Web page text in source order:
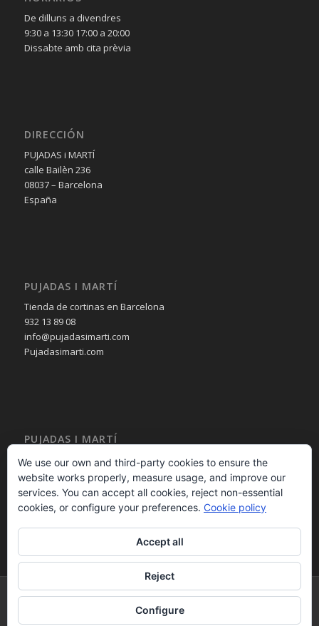
De dilluns a divendres
9:30 a 13:30 17:00 a 20:00
Dissabte amb cita prèvia
DIRECCIÓN
PUJADAS i MARTÍ
calle Bailèn 236
08037 – Barcelona
España
PUJADAS I MARTÍ
Tienda de cortinas en Barcelona
932 13 89 08
info@pujadasimarti.com
Pujadasimarti.com
PUJADAS I MARTÍ
Cortinas en Barcelona
Tendencia en cortinas
Asesoramiento en cortinas
Decoración en cortinas
PUJADAS i MARTÍ 2015 - calle Bailèn 236 08037 – Barcelona – España -
932 13 89 08 - - Desarrollo Web porB2B activa
We use our own and third-party cookies to ensure the
website works properly, measure usage, and improve our
services. You can accept all cookies, reject non-essential
cookies, or configure your preferences. Cookie policy
Accept all
Reject
Configure